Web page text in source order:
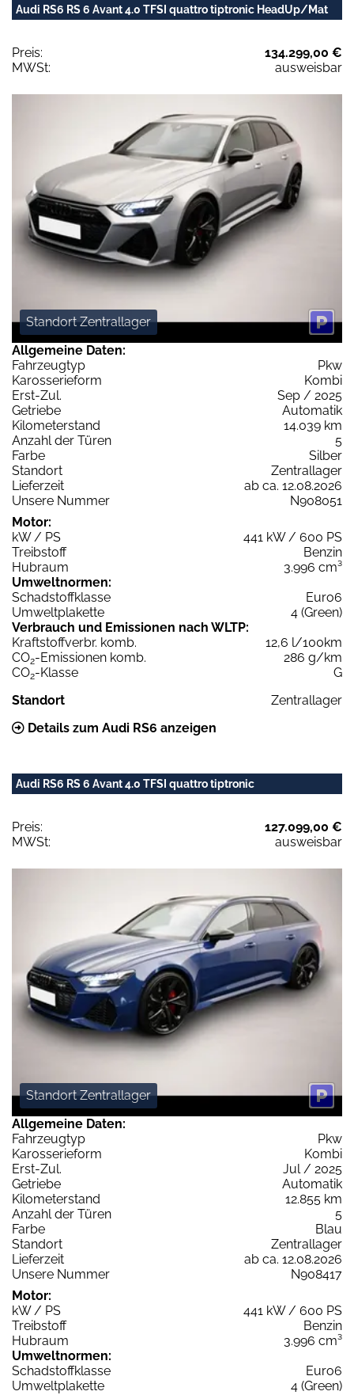
Audi RS6 RS 6 Avant 4.0 TFSI quattro tiptronic HeadUp/Mat
Preis:
134.299,00 €
MWSt:
ausweisbar
Standort Zentrallager
Allgemeine Daten:
Fahrzeugtyp
Pkw
Karosserieform
Kombi
Erst-Zul.
Sep / 2025
Getriebe
Automatik
Kilometerstand
14.039 km
Anzahl der Türen
5
Farbe
Silber
Standort
Zentrallager
Lieferzeit
ab ca. 12.08.2026
Unsere Nummer
N908051
Motor:
kW / PS
441 kW / 600 PS
Treibstoff
Benzin
Hubraum
3.996 cm³
Umweltnormen:
Schadstoffklasse
Euro6
Umweltplakette
4 (Green)
Verbrauch und Emissionen nach WLTP:
Kraftstoffverbr. komb.
12,6 l/100km
CO2-Emissionen komb.
286 g/km
CO2-Klasse
G
Standort
Zentrallager
Details zum Audi RS6 anzeigen
Audi RS6 RS 6 Avant 4.0 TFSI quattro tiptronic
Preis:
127.099,00 €
MWSt:
ausweisbar
Standort Zentrallager
Allgemeine Daten:
Fahrzeugtyp
Pkw
Karosserieform
Kombi
Erst-Zul.
Jul / 2025
Getriebe
Automatik
Kilometerstand
12.855 km
Anzahl der Türen
5
Farbe
Blau
Standort
Zentrallager
Lieferzeit
ab ca. 12.08.2026
Unsere Nummer
N908417
Motor:
kW / PS
441 kW / 600 PS
Treibstoff
Benzin
Hubraum
3.996 cm³
Umweltnormen:
Schadstoffklasse
Euro6
Umweltplakette
4 (Green)